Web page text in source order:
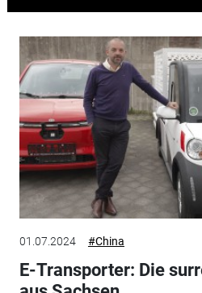
01.07.2024 #China
E-Transporter: Die